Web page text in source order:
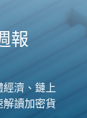
報
經濟、鏈上
解讀加密貨